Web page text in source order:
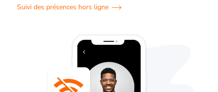
Suivi des présences hors ligne